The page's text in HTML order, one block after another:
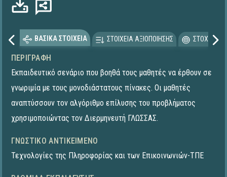
ΒΑΣΙΚΑ ΣΤΟΙΧΕΙΑ ΣΤΟΙΧΕΙΑ ΑΞΙΟΠΟΙΗΣΗΣ
ΠΕΡΙΓΡΑΦΉ
Εκπαιδευτικό σενάριο που βοηθά τους μαθητές να έρθουν σε
γνωριμία με τους μονοδιάστατους πίνακες. Οι μαθητές
αναπτύσσουν τον αλγόριθμο επίλυσης του προβλήματος
χρησιμοποιώντας τον Διερμηνευτή ΓΛΩΣΣΑΣ.
ΓΝΩΣΤΙΚΌ ΑΝΤΙΚΕΊΜΕΝΟ
Τεχνολογίες της Πληροφορίας και των Επικοινωνιών-ΤΠΕ